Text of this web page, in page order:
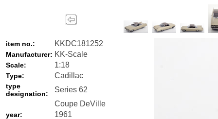
item no.: KKDC181252
Manufacturer: KK-Scale
Scale: 1:18
Type: Cadillac
type
designation:
Series 62
Coupe DeVille
year: 1961